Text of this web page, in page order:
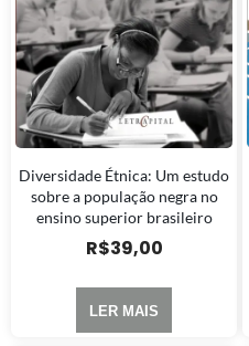
Diversidade Étnica: Um estudo
sobre a população negra no
ensino superior brasileiro
R$39,00
LER MAIS